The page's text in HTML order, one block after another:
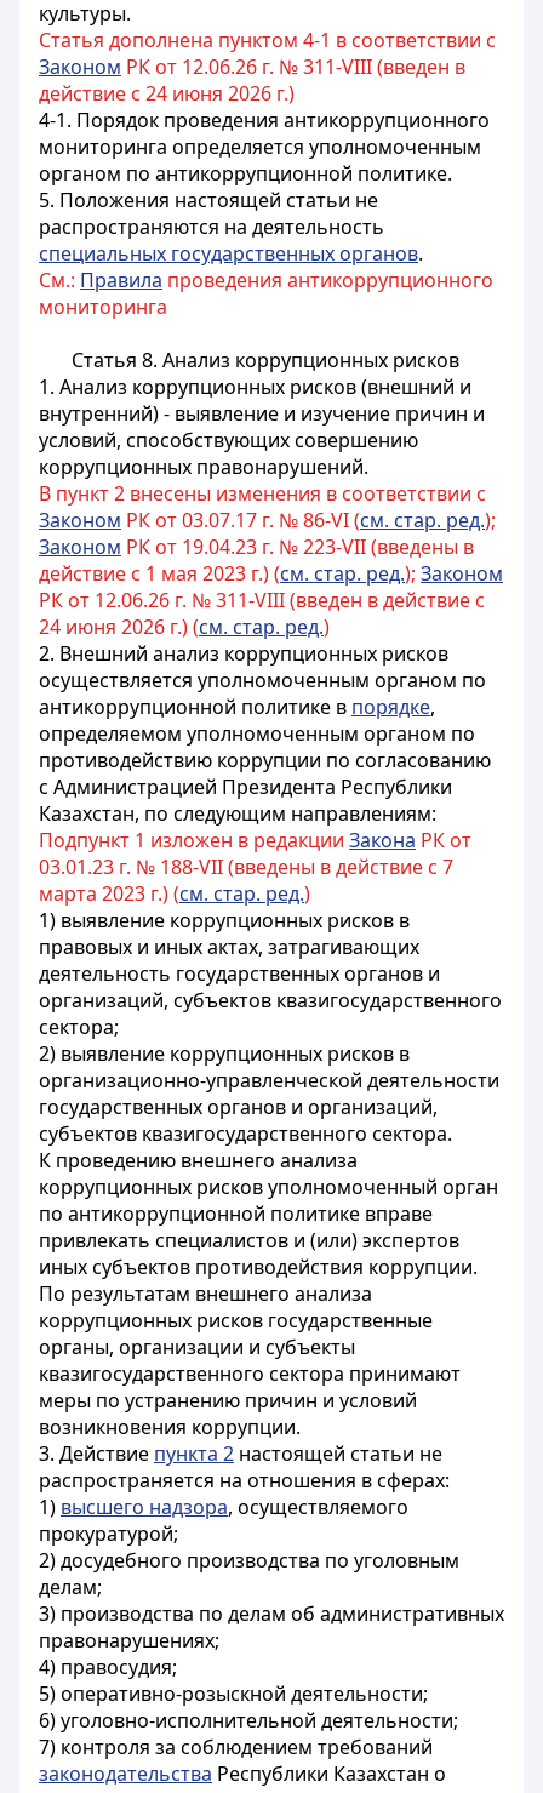
культуры.
Статья дополнена пунктом 4-1 в соответствии с
Законом РК от 12.06.26 г. № 311-VIII (введен в
действие с 24 июня 2026 г.)
4-1. Порядок проведения антикоррупционного
мониторинга определяется уполномоченным
органом по антикоррупционной политике.
5. Положения настоящей статьи не
распространяются на деятельность
специальных государственных органов.
См.: Правила проведения антикоррупционного
мониторинга
Статья 8. Анализ коррупционных рисков
1. Анализ коррупционных рисков (внешний и
внутренний) - выявление и изучение причин и
условий, способствующих совершению
коррупционных правонарушений.
В пункт 2 внесены изменения в соответствии с
Законом РК от 03.07.17 г. № 86-VI (см. стар. ред.);
Законом РК от 19.04.23 г. № 223-VII (введены в
действие с 1 мая 2023 г.) (см. стар. ред.); Законом
РК от 12.06.26 г. № 311-VIII (введен в действие с
24 июня 2026 г.) (см. стар. ред.)
2. Внешний анализ коррупционных рисков
осуществляется уполномоченным органом по
антикоррупционной политике в порядке,
определяемом уполномоченным органом по
противодействию коррупции по согласованию
с Администрацией Президента Республики
Казахстан, по следующим направлениям:
Подпункт 1 изложен в редакции Закона РК от
03.01.23 г. № 188-VII (введены в действие с 7
марта 2023 г.) (см. стар. ред.)
1) выявление коррупционных рисков в
правовых и иных актах, затрагивающих
деятельность государственных органов и
организаций, субъектов квазигосударственного
сектора;
2) выявление коррупционных рисков в
организационно-управленческой деятельности
государственных органов и организаций,
субъектов квазигосударственного сектора.
К проведению внешнего анализа
коррупционных рисков уполномоченный орган
по антикоррупционной политике вправе
привлекать специалистов и (или) экспертов
иных субъектов противодействия коррупции.
По результатам внешнего анализа
коррупционных рисков государственные
органы, организации и субъекты
квазигосударственного сектора принимают
меры по устранению причин и условий
возникновения коррупции.
3. Действие пункта 2 настоящей статьи не
распространяется на отношения в сферах:
1) высшего надзора, осуществляемого
прокуратурой;
2) досудебного производства по уголовным
делам;
3) производства по делам об административных
правонарушениях;
4) правосудия;
5) оперативно-розыскной деятельности;
6) уголовно-исполнительной деятельности;
7) контроля за соблюдением требований
законодательства Республики Казахстан о